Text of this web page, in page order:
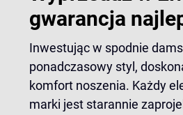
gwarancja
Inwestując w spodnie
ponadczasowy styl,
komfort noszenia. Każdy
marki jest starannie